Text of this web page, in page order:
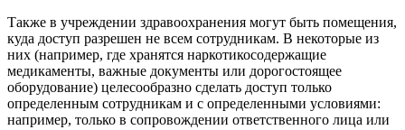
Также в учреждении здравоохранения могут быть помещения,
куда доступ разрешен не всем сотрудникам. В некоторые из
них (например, где хранятся наркотикосодержащие
медикаменты, важные документы или дорогостоящее
оборудование) целесообразно сделать доступ только
определенным сотрудникам и с определенными условиями:
например, только в сопровождении ответственного лица или